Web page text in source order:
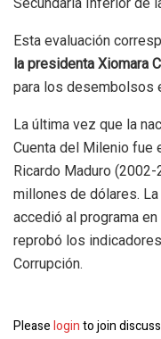
Esta evaluación
la presidenta Xiomara
para los desembolsos
La última vez que la
Cuenta del Milenio fue
Ricardo Maduro
millones de dólares.
accedió al programa
reprobó los
Corrupción.
Pleaseloginto join